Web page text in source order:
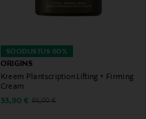
SOODUSTUS 60%
ORIGINS
Kreem Plantscription Lifting + Firming
Cream
Discounted Price
33,90 € Original Price
85,00 €